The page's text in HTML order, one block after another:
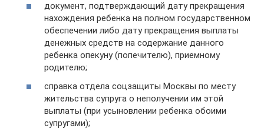
документ, подтверждающий дату прекращения
нахождения ребенка на полном государственном
обеспечении либо дату прекращения выплаты
денежных средств на содержание данного
ребенка опекуну (попечителю), приемному
родителю;
справка отдела соцзащиты Москвы по месту
жительства супруга о неполучении им этой
выплаты (при усыновлении ребенка обоими
супругами);